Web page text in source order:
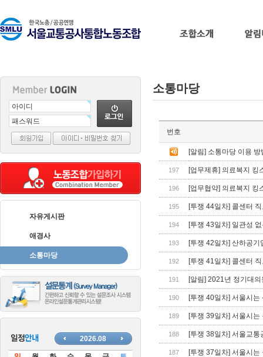
자유게시판
애경사
소통마당
소통마당
사
장
나
마
그
번호
[알림] 소통마당 이용 방
197 [업무제휴] 의료복지 킹
196 [업무협약] 의료복지 킹
195 [투쟁 44일차] 콜센터
194 [투쟁 43일차] 일관성
193 [투쟁 42일차] 산하공
192 [투쟁 41일차] 콜센터
191 [알림] 2021년 정기대
190 [투쟁 40일차] 서울시
189 [투쟁 39일차] 서울시
188 [투쟁 38일차] 서울교
187 [투쟁 37일차] 서울시